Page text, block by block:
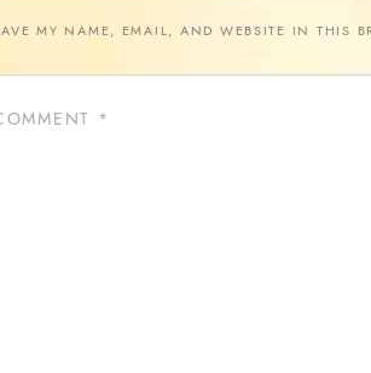
MY NAME, EMAIL, AND WEBSITE IN THIS